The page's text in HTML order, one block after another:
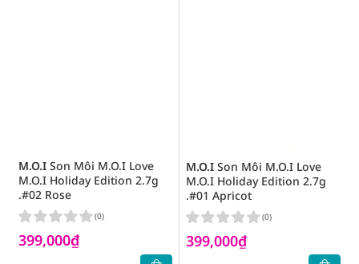
M.O.I Son Môi M.O.I Love
M.O.I Holiday Edition 2.7g
.#02 Rose
399,000₫
(0)
M.O.I Son Môi M.O.I Love
M.O.I Holiday Edition 2.7g
.#01 Apricot
399,000₫
(0)